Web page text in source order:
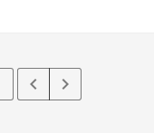
keyboard_arrow_left keyboard_arrow_right